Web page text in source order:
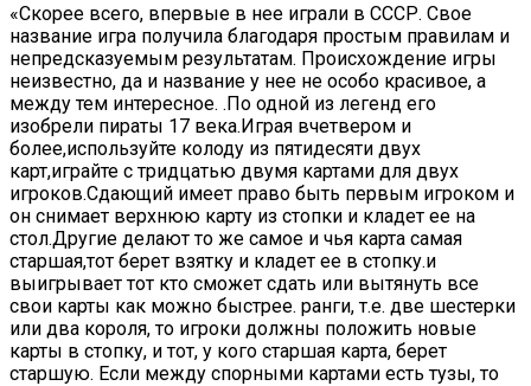
«Скорее всего, впервые в нее играли в СССР. Свое
название игра получила благодаря простым правилам и
непредсказуемым результатам. Происхождение игры
неизвестно, да и название у нее не особо красивое, а
между тем интересное. .По одной из легенд его
изобрели пираты 17 века.Играя вчетвером и
более,используйте колоду из пятидесяти двух
карт,играйте с тридцатью двумя картами для двух
игроков.Сдающий имеет право быть первым игроком и
он снимает верхнюю карту из стопки и кладет ее на
стол.Другие делают то же самое и чья карта самая
старшая,тот берет взятку и кладет ее в стопку.и
выигрывает тот кто сможет сдать или вытянуть все
свои карты как можно быстрее. ранги, т.е. две шестерки
или два короля, то игроки должны положить новые
карты в стопку, и тот, у кого старшая карта, берет
старшую. Если между спорными картами есть тузы, то